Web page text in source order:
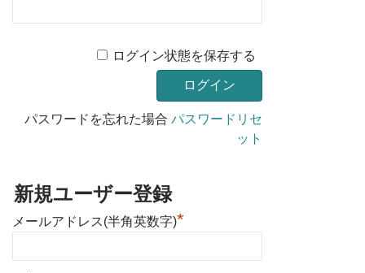
ログイン状態を保存する
パスワードを忘れた場合パスワードリセ
ット
新規ユーザー登録
メールアドレス(半角英数字)*